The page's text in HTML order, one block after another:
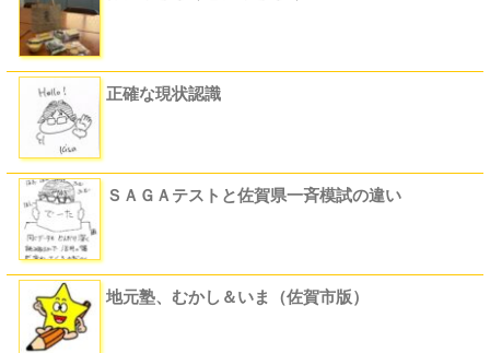
正確な現状認識
ＳＡＧＡテストと佐賀県一斉模試の違い
地元塾、むかし＆いま（佐賀市版）